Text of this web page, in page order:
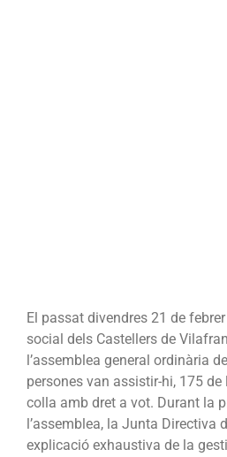
El passat divendres 21 de
social dels Castellers de
l’assemblea general ordinària
persones van assistir-hi, 175
colla amb dret a vot. Durant la
l’assemblea, la Junta Directiva
explicació exhaustiva de la